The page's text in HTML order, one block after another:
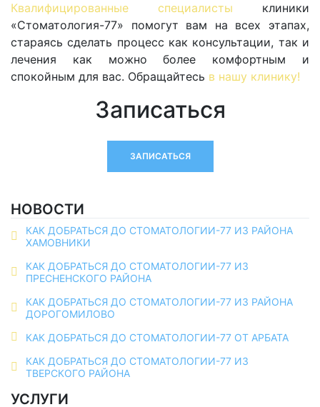
Квалифицированные специалисты клиники
«Стоматология-77» помогут вам на всех этапах,
стараясь сделать процесс как консультации, так и
лечения как можно более комфортным и
спокойным для вас. Обращайтесь в нашу клинику!
Записаться
ЗАПИСАТЬСЯ
НОВОСТИ
КАК ДОБРАТЬСЯ ДО СТОМАТОЛОГИИ-77 ИЗ РАЙОНА
ХАМОВНИКИ
КАК ДОБРАТЬСЯ ДО СТОМАТОЛОГИИ-77 ИЗ
ПРЕСНЕНСКОГО РАЙОНА
КАК ДОБРАТЬСЯ ДО СТОМАТОЛОГИИ-77 ИЗ РАЙОНА
ДОРОГОМИЛОВО
КАК ДОБРАТЬСЯ ДО СТОМАТОЛОГИИ-77 ОТ АРБАТА
КАК ДОБРАТЬСЯ ДО СТОМАТОЛОГИИ-77 ИЗ
ТВЕРСКОГО РАЙОНА
УСЛУГИ